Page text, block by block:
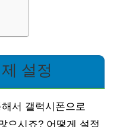
설정
서 갤럭시폰으로
으시죠? 어떻게 설정